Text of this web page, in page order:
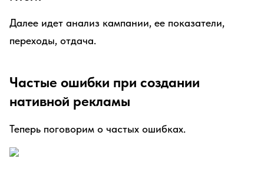
Далее идет анализ кампании, ее показатели,
переходы, отдача.
Частые ошибки при создании
нативной рекламы
Теперь поговорим о частых ошибках.